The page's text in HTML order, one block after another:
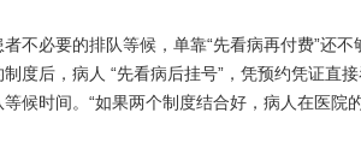
必要的排队等候，单靠“先看病再付费”还不
度后，病人 “先看病后挂号”，凭预约凭证直
候时间。“如果两个制度结合好，病人在医院